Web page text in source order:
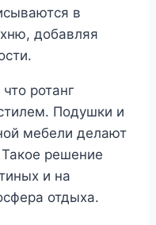
в
добавляя
ротанг
Подушки и
мебели делают
решение
и на
отдыха.